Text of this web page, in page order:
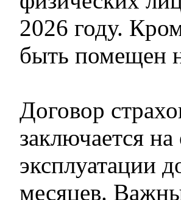
2026 году.
быть помещен
Договор
заключается
эксплуатации
месяцев.